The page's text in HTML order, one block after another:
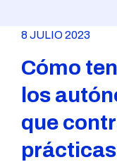
8 JULIO 2023
Cómo
los
que